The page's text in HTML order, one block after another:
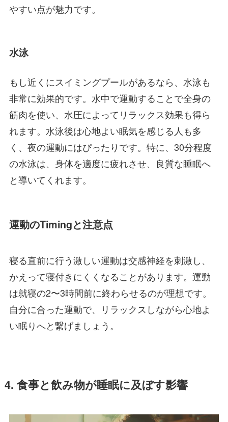
やすい点が魅力です。
水泳
もし近くにスイミングプールがあるなら、水泳も
非常に効果的です。水中で運動することで全身の
筋肉を使い、水圧によってリラックス効果も得ら
れます。水泳後は心地よい眠気を感じる人も多
く、夜の運動にはぴったりです。特に、30分程度
の水泳は、身体を適度に疲れさせ、良質な睡眠へ
と導いてくれます。
運動のTimingと注意点
寝る直前に行う激しい運動は交感神経を刺激し、
かえって寝付きにくくなることがあります。運動
は就寝の2〜3時間前に終わらせるのが理想です。
自分に合った運動で、リラックスしながら心地よ
い眠りへと繋げましょう。
4. 食事と飲み物が睡眠に及ぼす影響